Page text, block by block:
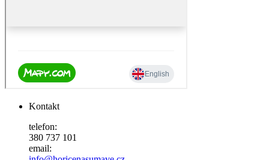
Kontakt
telefon:
380 737 101
email: